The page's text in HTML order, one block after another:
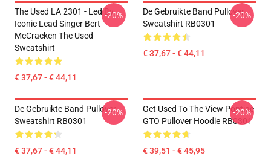
The Used LA 2301 - Led By
Iconic Lead Singer Bert
McCracken The Used
Sweatshirt
€ 37,67 - € 44,11
-20%
De Gebruikte Band Pullover
Sweatshirt RB0301
€ 37,67 - € 44,11
-20%
De Gebruikte Band Pullover
Sweatshirt RB0301
€ 37,67 - € 44,11
-20%
Get Used To The View Pontiac
GTO Pullover Hoodie RB0301
€ 39,51 - € 45,95
-20%